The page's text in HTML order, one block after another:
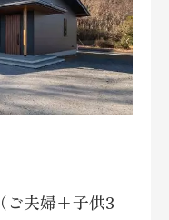
ご夫婦+子供3